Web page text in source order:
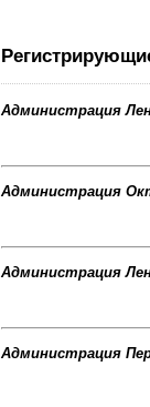
Администрация
Администрация
Администрация
Администрация